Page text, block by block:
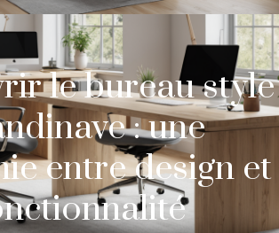
le bureau style
: une
entre design et